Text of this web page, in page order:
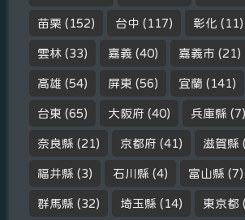
苗栗 (152) 台中 (117) 彰化 (11)
雲林 (33) 嘉義 (40) 嘉義市 (21)
高雄 (54) 屏東 (56) 宜蘭 (141)
台東 (65) 大阪府 (40) 兵庫縣 (7)
奈良縣 (21) 京都府 (41) 滋賀縣
福井縣 (3) 石川縣 (4) 富山縣 (7)
群馬縣 (32) 埼玉縣 (14) 東京都